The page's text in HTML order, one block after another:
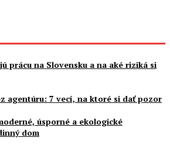
prácu na Slovensku a na aké riziká si
agentúru: 7 vecí, na ktoré si dať pozor
úsporné a ekologické
dom